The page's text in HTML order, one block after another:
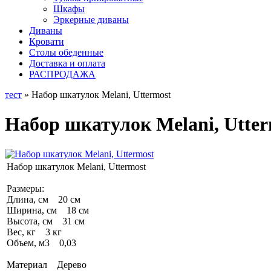
Шкафы
Эркерные диваны
Диваны
Кровати
Столы обеденные
Доставка и оплата
РАСПРОДАЖА
тест » Набор шкатулок Melani, Uttermost
Набор шкатулок Melani,
Набор шкатулок Melani, Uttermost
Размеры:
Длина, см 20 см
Ширина, см 18 см
Высота, см 31 см
Вес, кг 3 кг
Объем, м3 0,03
Материал Дерево